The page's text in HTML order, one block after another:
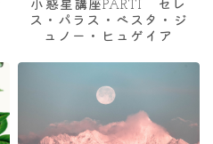
小惑星講座PARTI セレ
ス・パラス・ベスタ・ジ
ュノー・ヒュゲイア